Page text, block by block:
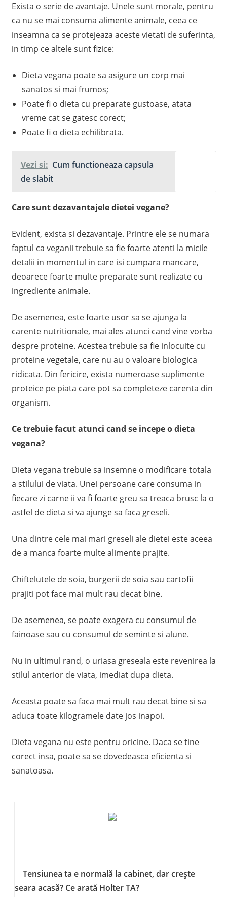
Exista o serie de avantaje. Unele sunt morale, pentru
ca nu se mai consuma alimente animale, ceea ce
inseamna ca se protejeaza aceste vietati de suferinta,
in timp ce altele sunt fizice:
Dieta vegana poate sa asigure un corp mai
sanatos si mai frumos;
Poate fi o dieta cu preparate gustoase, atata
vreme cat se gatesc corect;
Poate fi o dieta echilibrata.
Vezi si: Cum functioneaza capsula
de slabit
Care sunt dezavantajele dietei vegane?
Evident, exista si dezavantaje. Printre ele se numara
faptul ca veganii trebuie sa fie foarte atenti la micile
detalii in momentul in care isi cumpara mancare,
deoarece foarte multe preparate sunt realizate cu
ingrediente animale.
De asemenea, este foarte usor sa se ajunga la
carente nutritionale, mai ales atunci cand vine vorba
despre proteine. Acestea trebuie sa fie inlocuite cu
proteine vegetale, care nu au o valoare biologica
ridicata. Din fericire, exista numeroase suplimente
proteice pe piata care pot sa completeze carenta din
organism.
Ce trebuie facut atunci cand se incepe o dieta
vegana?
Dieta vegana trebuie sa insemne o modificare totala
a stilului de viata. Unei persoane care consuma in
fiecare zi carne ii va fi foarte greu sa treaca brusc la o
astfel de dieta si va ajunge sa faca greseli.
Una dintre cele mai mari greseli ale dietei este aceea
de a manca foarte multe alimente prajite.
Chiftelutele de soia, burgerii de soia sau cartofii
prajiti pot face mai mult rau decat bine.
De asemenea, se poate exagera cu consumul de
fainoase sau cu consumul de seminte si alune.
Nu in ultimul rand, o uriasa greseala este revenirea la
stilul anterior de viata, imediat dupa dieta.
Aceasta poate sa faca mai mult rau decat bine si sa
aduca toate kilogramele date jos inapoi.
Dieta vegana nu este pentru oricine. Daca se tine
corect insa, poate sa se dovedeasca eficienta si
sanatoasa.
Tensiunea ta e normală la cabinet, dar crește
seara acasă? Ce arată Holter TA?